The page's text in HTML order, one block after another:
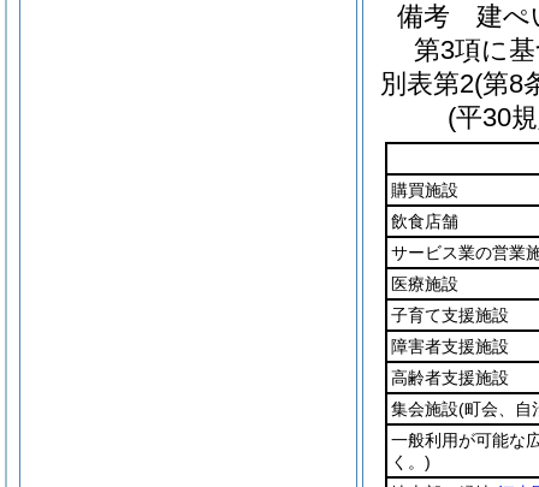
備考 建ぺ
第3項に
別表第2(第8
(平30
購買施設
飲食店舗
サービス業の営業
医療施設
子育て支援施設
障害者支援施設
高齢者支援施設
集会施設(町会、自
一般利用が可能な
く。)